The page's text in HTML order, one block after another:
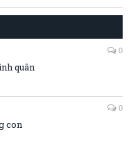
0
quân
0
con